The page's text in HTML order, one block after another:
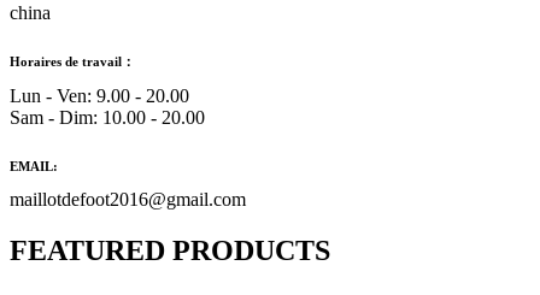
china
Horaires de travail：
Lun - Ven: 9.00 - 20.00
Sam - Dim: 10.00 - 20.00
EMAIL:
maillotdefoot2016@gmail.com
FEATURED PRODUCTS